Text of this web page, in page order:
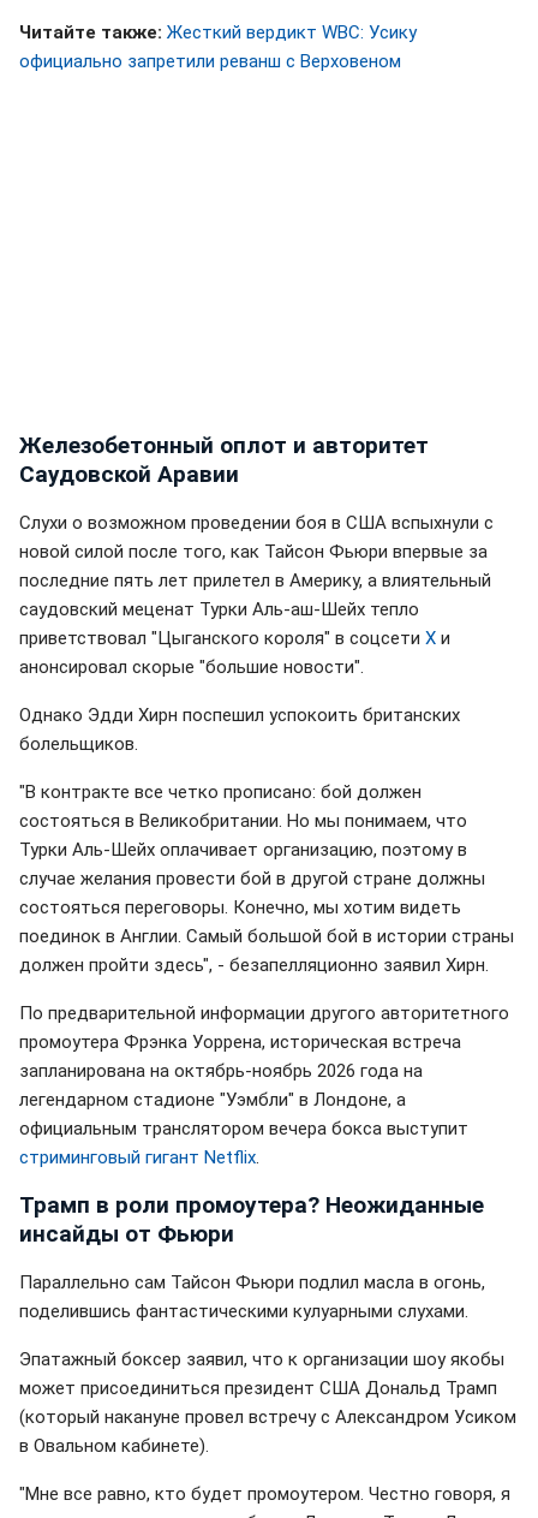
Читайте также: Жесткий вердикт WBC: Усику
официально запретили реванш с Верховеном
Железобетонный оплот и авторитет
Саудовской Аравии
Слухи о возможном проведении боя в США вспыхнули с
новой силой после того, как Тайсон Фьюри впервые за
последние пять лет прилетел в Америку, а влиятельный
саудовский меценат Турки Аль-аш-Шейх тепло
приветствовал "Цыганского короля" в соцсети X и
анонсировал скорые "большие новости".
Однако Эдди Хирн поспешил успокоить британских
болельщиков.
"В контракте все четко прописано: бой должен
состояться в Великобритании. Но мы понимаем, что
Турки Аль-Шейх оплачивает организацию, поэтому в
случае желания провести бой в другой стране должны
состояться переговоры. Конечно, мы хотим видеть
поединок в Англии. Самый большой бой в истории страны
должен пройти здесь", - безапелляционно заявил Хирн.
По предварительной информации другого авторитетного
промоутера Фрэнка Уоррена, историческая встреча
запланирована на октябрь-ноябрь 2026 года на
легендарном стадионе "Уэмбли" в Лондоне, а
официальным транслятором вечера бокса выступит
стриминговый гигант Netflix
Трамп в роли промоутера? Неожиданные
инсайды от Фьюри
Параллельно сам Тайсон Фьюри подлил масла в огонь,
поделившись фантастическими кулуарными слухами.
Эпатажный боксер заявил, что к организации шоу якобы
может присоединиться президент США Дональд Трамп
(который накануне провел встречу с Александром Усиком
в Овальном кабинете).
"Мне все равно, кто будет промоутером. Честно говоря, я